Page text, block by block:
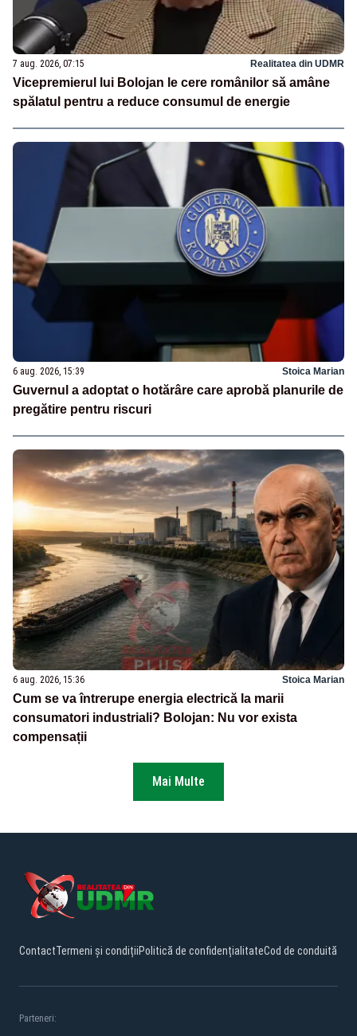
7 aug. 2026, 07:15 Realitatea din UDMR
Vicepremierul lui Bolojan le cere românilor să amâne
spălatul pentru a reduce consumul de energie
6 aug. 2026, 15:39 Stoica Marian
Guvernul a adoptat o hotărâre care aprobă planurile de
pregătire pentru riscuri
6 aug. 2026, 15:36 Stoica Marian
Cum se va întrerupe energia electrică la marii
consumatori industriali? Bolojan: Nu vor exista
compensații
Mai Multe
ContactTermeni și condițiiPolitică de confidențialitateCod de conduită
Parteneri: